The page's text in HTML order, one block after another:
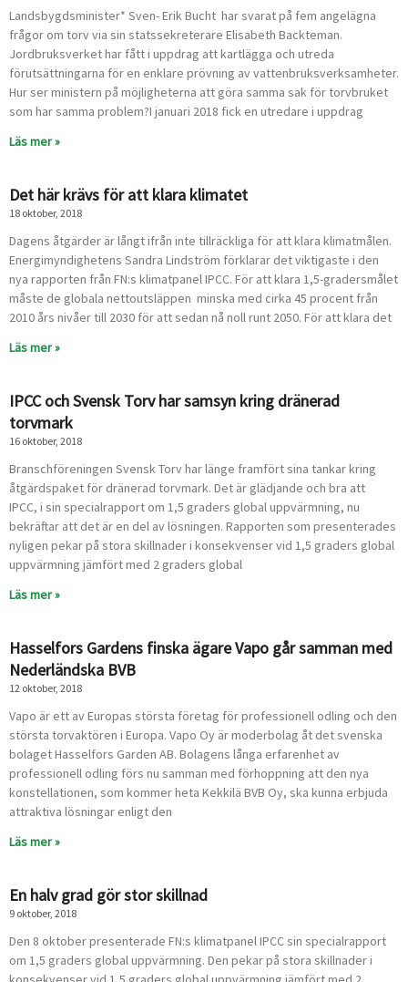
Landsbygdsminister* Sven- Erik Bucht har svarat på fem angelägna
frågor om torv via sin statssekreterare Elisabeth Backteman.
Jordbruksverket har fått i upp­drag att kartlägga och utreda
förutsättningarna för en enklare prövning av vattenbruksverk­samheter.
Hur ser ministern på möjligheterna att göra samma sak för torvbruket
som har samma problem?I januari 2018 fick en utredare i uppdrag
Läs mer »
Det här krävs för att klara klimatet
18 oktober, 2018
Dagens åtgärder är långt ifrån inte tillräckliga för att klara klimatmålen.
Energimyndighetens Sandra Lindström förklarar det viktigaste i den
nya rapporten från FN:s klimatpanel IPCC. För att klara 1,5-gradersmålet
måste de globala nettoutsläppen minska med cirka 45 procent från
2010 års nivåer till 2030 för att sedan nå noll runt 2050. För att klara det
Läs mer »
IPCC och Svensk Torv har samsyn kring dränerad
torvmark
16 oktober, 2018
Branschföreningen Svensk Torv har länge framfört sina tankar kring
åtgärdspaket för dränerad torvmark. Det är glädjande och bra att
IPCC, i sin specialrapport om 1,5 graders global uppvärmning, nu
bekräftar att det är en del av lösningen. Rapporten som presenterades
nyligen pekar på stora skillnader i konsekvenser vid 1,5 graders global
uppvärmning jämfört med 2 graders global
Läs mer »
Hasselfors Gardens finska ägare Vapo går samman med
Nederländska BVB
12 oktober, 2018
Vapo är ett av Europas största företag för professionell odling och den
största torvaktören i Europa. Vapo Oy är moderbolag åt det svenska
bolaget Hasselfors Garden AB. Bolagens långa erfarenhet av
professionell odling förs nu samman med förhoppning att den nya
konstellationen, som kommer heta Kekkilä BVB Oy, ska kunna erbjuda
attraktiva lösningar enligt den
Läs mer »
En halv grad gör stor skillnad
9 oktober, 2018
Den 8 oktober presenterade FN:s klimatpanel IPCC sin specialrapport
om 1,5 graders global uppvärmning. Den pekar på stora skillnader i
a
a
a
a
a
a
a